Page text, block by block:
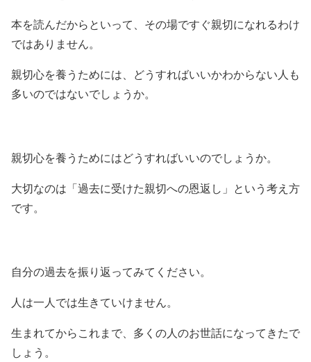
本を読んだからといって、その場ですぐ親切になれるわけ
ではありません。
親切心を養うためには、どうすればいいかわからない人も
多いのではないでしょうか。
親切心を養うためにはどうすればいいのでしょうか。
大切なのは「過去に受けた親切への恩返し」という考え方
です。
自分の過去を振り返ってみてください。
人は一人では生きていけません。
生まれてからこれまで、多くの人のお世話になってきたで
しょう。